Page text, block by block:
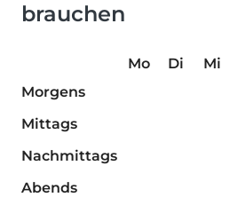
brauchen
Mo Di Mi
Morgens
Mittags
Nachmittags
Abends